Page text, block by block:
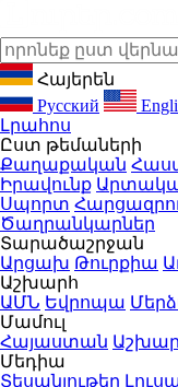
Հայերեն
Русский
Լրահոս
Ըստ թեմաների
Քաղաքական
Իրավունք
Սպորտ
Ծաղրանկարներ
Տարածաշրջան
Արցախ Թուրքիա
Աշխարհ
ԱՄՆ Եվրոպա
Մամուլ
Հայաստան
Մեդիա
Տեսանյութեր